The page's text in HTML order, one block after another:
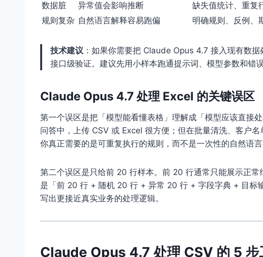
数据脏
异常值会影响推断 缺失值统计、重复
规则复杂 自然语言解释容易跑偏 明确规则、反例、
技术建议 ：如果你需要把 Claude Opus 4.7 接入现有数
接口级验证。建议先用小样本跑通提示词、模型参数和错
Claude Opus 4.7 处理 Excel 的关键误区
第一个误区是把「模型能看懂表格」理解成「模型应该直接
问答中，上传 CSV 或 Excel 很方便；但在批量清洗、客户
你真正需要的是可重复执行的规则，而不是一次性的自然语言
第二个误区是只给前 20 行样本。前 20 行通常只能展示正
是「前 20 行 + 随机 20 行 + 异常 20 行 + 字段字典 + 目标
写出更接近真实业务的处理逻辑。
Claude Opus 4.7 处理 CSV 的 5 步